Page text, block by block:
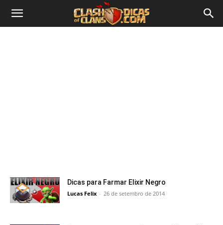
Dicas para Farmar Elixir Negro
Lucas Felix - 26 de setembro de 2014